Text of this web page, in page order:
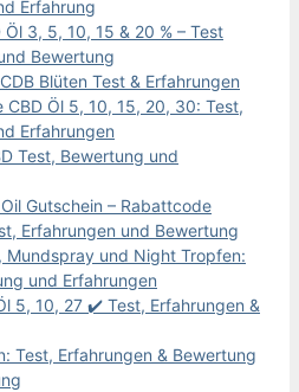
Erfahrung
Öl 3, 5, 10, 15 & 20 % – Test
Bewertung
Blüten Test & Erfahrungen
CBD Öl 5, 10, 15, 20, 30: Test,
Erfahrungen
Test, Bewertung und
Gutschein – Rabattcode
Erfahrungen und Bewertung
Mundspray und Night Tropfen:
und Erfahrungen
5, 10, 27 ✔️ Test, Erfahrungen &
Test, Erfahrungen & Bewertung